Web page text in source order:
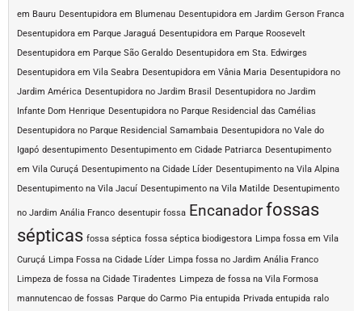
em Bauru Desentupidora em Blumenau Desentupidora em Jardim Gerson Franca
Desentupidora em Parque Jaraguá Desentupidora em Parque Roosevelt
Desentupidora em Parque São Geraldo Desentupidora em Sta. Edwirges
Desentupidora em Vila Seabra Desentupidora em Vânia Maria Desentupidora no
Jardim América Desentupidora no Jardim Brasil
Desentupidora no Jardim
Infante Dom Henrique Desentupidora no Parque Residencial das Camélias
Desentupidora no Parque Residencial Samambaia Desentupidora no Vale do
Igapó desentupimento Desentupimento em Cidade Patriarca Desentupimento
em Vila Curuçá Desentupimento na Cidade Líder Desentupimento na Vila Alpina
Desentupimento na Vila Jacuí Desentupimento na Vila Matilde Desentupimento
no Jardim Anália Franco desentupir fossa Encanadorfossas
sépticas fossa séptica fossa séptica biodigestora Limpa fossa em Vila
Curuçá Limpa Fossa na Cidade Líder Limpa fossa no Jardim Anália Franco
Limpeza de fossa na Cidade Tiradentes Limpeza de fossa na Vila Formosa
mannutencao de fossas Parque do Carmo Pia entupida Privada entupida ralo